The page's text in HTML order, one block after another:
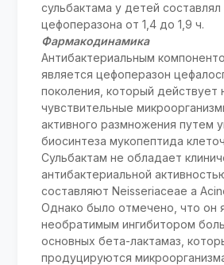
сульбактама у детей составлял
цефоперазона от 1,4 до 1,9 ч.
Фармакодинамика
Антибактериальным
является цефоперазон
поколения, который действует
чувствительные
активного размножения путем
биосинтеза мукопептида
Сульбактам не обладает
антибактериальной
составляют Neisseriaceae a
Однако было отмечено, что он
необратимым ингибитором
основных бета-лактамаз,
продуцируются